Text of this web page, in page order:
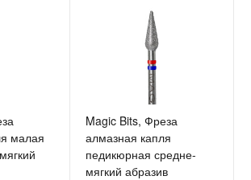
малая
Magic Bits, Фреза
алмазная капля
педикюрная средне-
мягкий абразив